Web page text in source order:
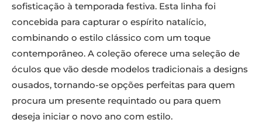
sofisticação à temporada festiva. Esta linha foi
concebida para capturar o espírito natalício,
combinando o estilo clássico com um toque
contemporâneo. A coleção oferece uma seleção de
óculos que vão desde modelos tradicionais a designs
ousados, tornando-se opções perfeitas para quem
procura um presente requintado ou para quem
deseja iniciar o novo ano com estilo.